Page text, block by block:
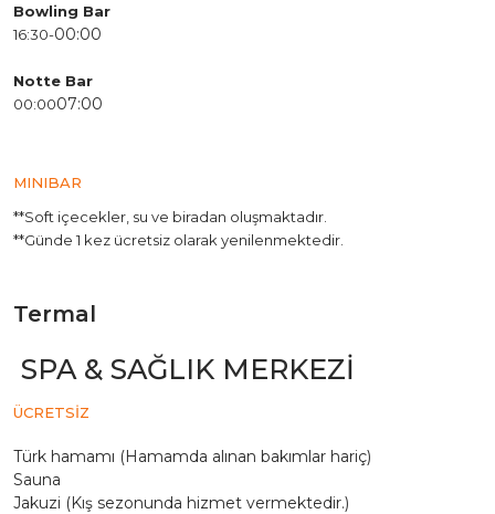
Bowling Bar
16:30-00:00
Notte Bar
00:0007:00
MINIBAR
**Soft içecekler, su ve biradan oluşmaktadır.
**Günde 1 kez ücretsiz olarak yenilenmektedir.
Termal
SPA & SAĞLIK MERKEZİ
ÜCRETSİZ
Türk hamamı (Hamamda alınan bakımlar hariç)
Sauna
Jakuzi (Kış sezonunda hizmet vermektedir.)